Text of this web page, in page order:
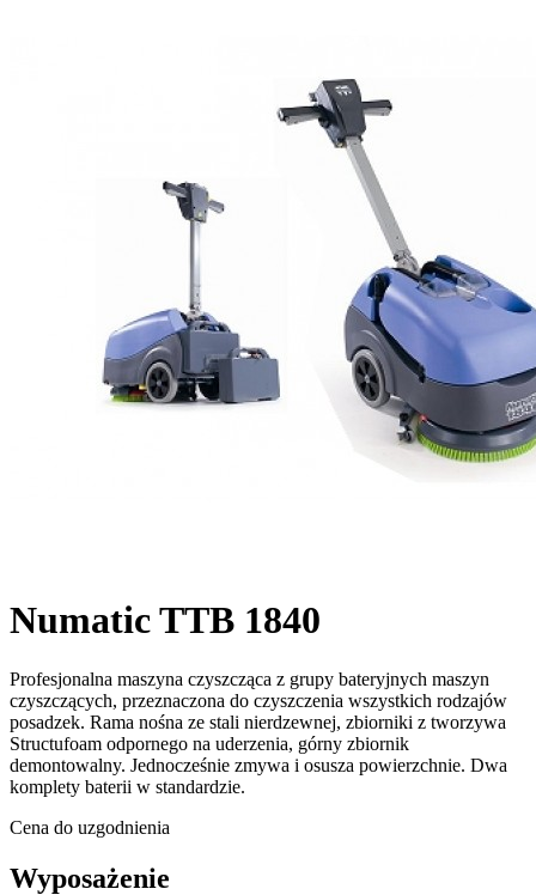
Numatic TTB 1840
Profesjonalna maszyna czyszcząca z grupy bateryjnych maszyn
czyszczących, przeznaczona do czyszczenia wszystkich rodzajów
posadzek. Rama nośna ze stali nierdzewnej, zbiorniki z tworzywa
Structufoam odpornego na uderzenia, górny zbiornik
demontowalny. Jednocześnie zmywa i osusza powierzchnie. Dwa
komplety baterii w standardzie.
Cena do uzgodnienia
Wyposażenie